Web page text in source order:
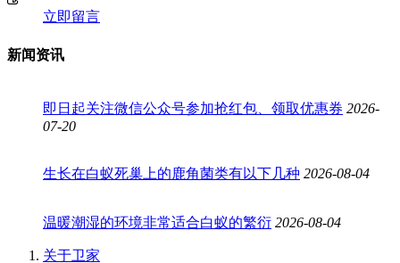
立即留言
新闻资讯
即日起关注微信公众号参加抢红包、领取优惠券 2026-
07-20
生长在白蚁死巢上的鹿角菌类有以下几种 2026-08-04
温暖潮湿的环境非常适合白蚁的繁衍 2026-08-04
关于卫家